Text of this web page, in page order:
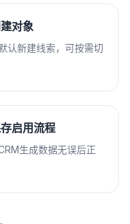
对象
认新建线索，可按需切
启用流程
生成数据无误后正